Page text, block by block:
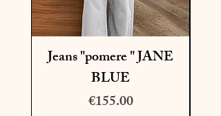
Jeans "pomere " JANE
BLUE
Price
€155.00